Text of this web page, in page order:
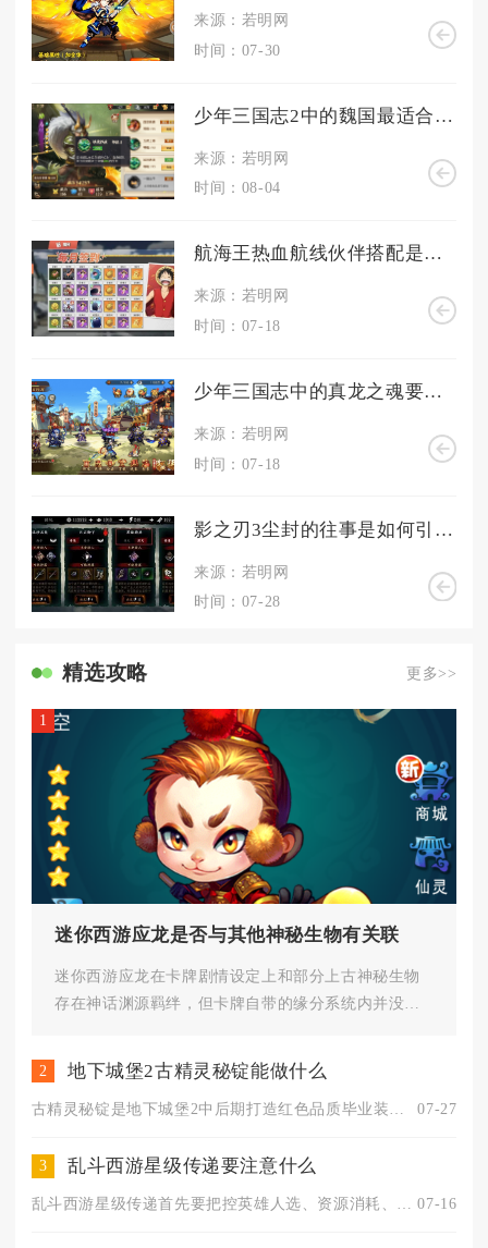
来源：若明网
时间：07-30
少年三国志2中的魏国最适合化身为哪个身份
来源：若明网
时间：08-04
航海王热血航线伙伴搭配是否有困难度
来源：若明网
时间：07-18
少年三国志中的真龙之魂要从哪里寻找
来源：若明网
时间：07-18
影之刃3尘封的往事是如何引起观众的好奇心的
来源：若明网
时间：07-28
精选攻略 更多>>
1
迷你西游应龙是否与其他神秘生物有关联
迷你西游应龙在卡牌剧情设定上和部分上古神秘生物
存在神话渊源羁绊，但卡牌自带的缘分系统内并没有
2 地下城堡2古精灵秘锭能做什么
07-27
3 乱斗西游星级传递要注意什么
07-16